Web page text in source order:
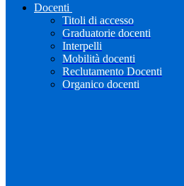
Docenti
Titoli di accesso
Graduatorie docenti
Interpelli
Mobilità docenti
Reclutamento Docenti
Organico docenti